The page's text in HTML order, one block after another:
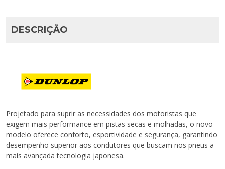
DESCRIÇÃO
Projetado para suprir as necessidades dos motoristas que
exigem mais performance em pistas secas e molhadas, o novo
modelo oferece conforto, esportividade e segurança, garantindo
desempenho superior aos condutores que buscam nos pneus a
mais avançada tecnologia japonesa.